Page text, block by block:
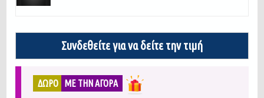
Συνδεθείτε για να δείτε την τιμή
ΔΩΡΟ ΜΕ ΤΗΝ ΑΓΟΡΑ